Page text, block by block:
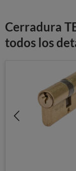
Cerradura
todos los